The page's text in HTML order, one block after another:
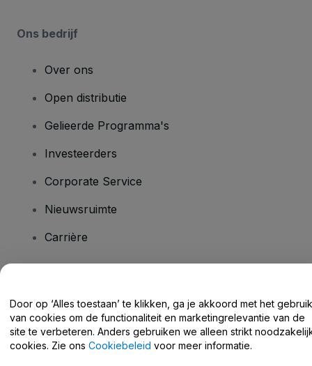
Ons bedrijf
Over ons
Open distributie
Gelieerde Programma's
Investeerders
Corporate Service
Nieuwsruimte
Carrière
Helpcentrum / Neem Contact Met Ons Op
Door op ‘Alles toestaan’ te klikken, ga je akkoord met het gebruik
van cookies om de functionaliteit en marketingrelevantie van de
site te verbeteren. Anders gebruiken we alleen strikt
cookies. Zie ons Cookiebeleid voor meer informatie.